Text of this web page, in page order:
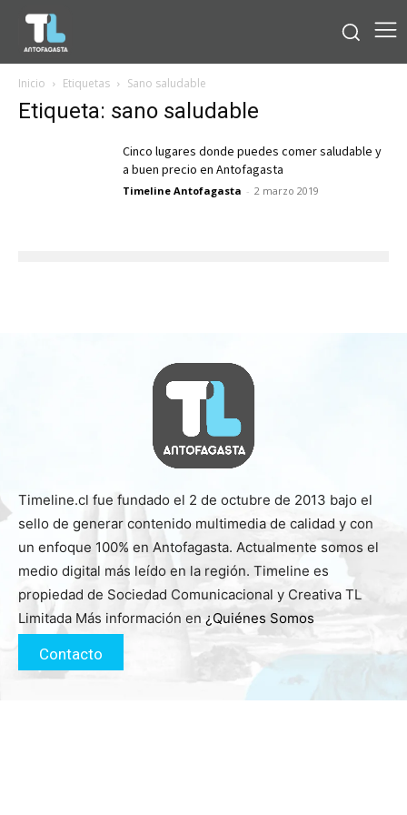
Inicio Etiquetas Sano saludable
Etiqueta: sano saludable
Cinco lugares donde puedes comer saludable y
a buen precio en Antofagasta
Timeline Antofagasta - 2 marzo 2019
Timeline.cl fue fundado el 2 de octubre de 2013 bajo el
sello de generar contenido multimedia de calidad y con
un enfoque 100% en Antofagasta. Actualmente somos el
medio digital más leído en la región. Timeline es
propiedad de Sociedad Comunicacional y Creativa TL
Limitada Más información en ¿Quiénes Somos
Contacto